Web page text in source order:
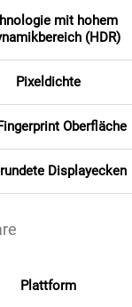
mit hohem
(HDR)
Pixeldichte
Oberfläche
Displayecken
Plattform